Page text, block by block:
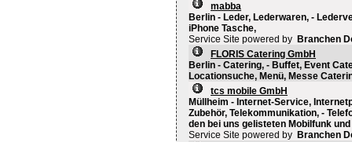
mabba
Berlin - Leder, Lederwaren, -
iPhone Tasche,
Service Site powered by Branchen
FLORIS Catering GmbH
Berlin - Catering, - Buffet, Event
Locationsuche, Menü, Messe
tcs mobile GmbH
Müllheim - Internet-Service,
Zubehör, Telekommunikation, -
den bei uns gelisteten Mobilfunk
Service Site powered by Branchen